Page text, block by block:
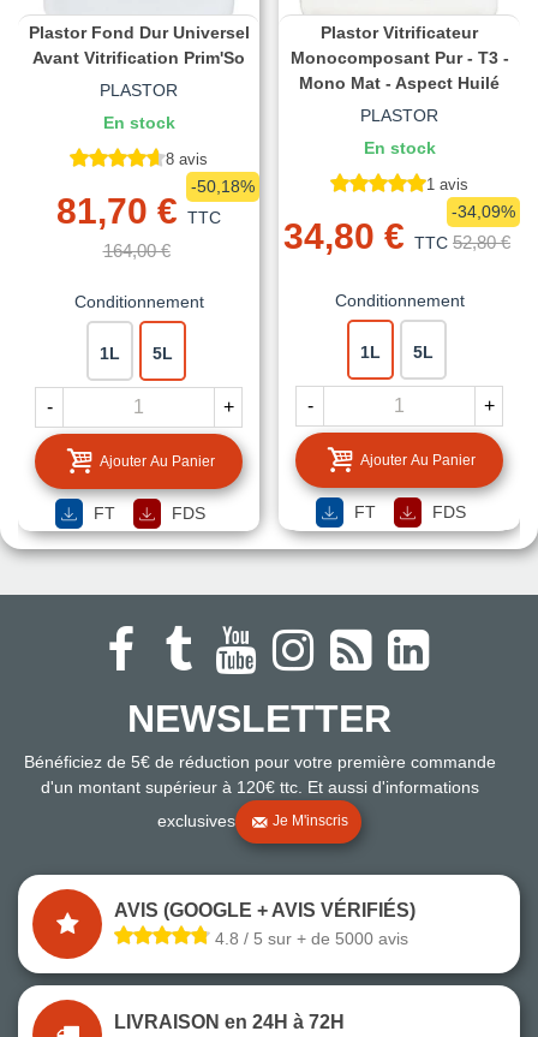
Plastor Fond Dur Universel
Avant Vitrification Prim'So
PLASTOR
En stock
8 avis
81,70 € TTC
164,00 €
-50,18%
Conditionnement
1L 5L
- +
Ajouter Au Panier
FT FDS
Plastor Vitrificateur
Monocomposant Pur - T3 -
Mono Mat - Aspect Huilé
PLASTOR
En stock
1 avis
34,80 € TTC 52,80 €
-34,09%
Conditionnement
1L 5L
- +
Ajouter Au Panier
FT FDS
NEWSLETTER
Bénéficiez de 5€ de réduction pour votre première commande
d'un montant supérieur à 120€ ttc. Et aussi d'informations
exclusives
Je M'inscris
AVIS (GOOGLE + AVIS VÉRIFIÉS)
4.8 / 5 sur + de 5000 avis
LIVRAISON en 24H à 72H